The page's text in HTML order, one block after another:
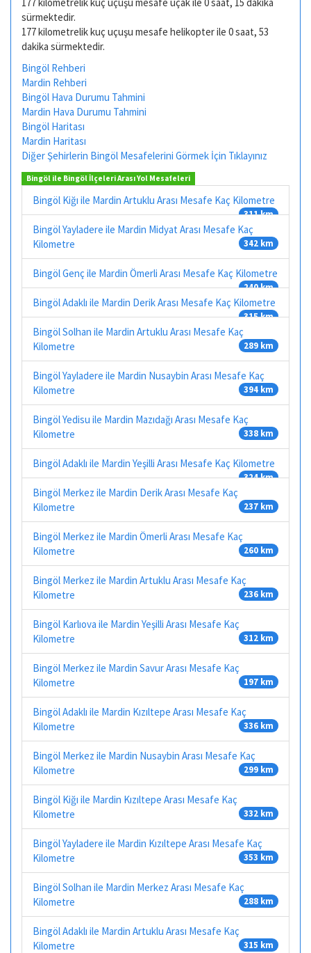
sürmektedir.
177 kilometrelik kuç uçuşu mesafe helikopter ile 0 saat, 53
dakika sürmektedir.
Bingöl Rehberi
Mardin Rehberi
Bingöl Hava Durumu Tahmini
Mardin Hava Durumu Tahmini
Bingöl Haritası
Mardin Haritası
Diğer Şehirlerin Bingöl Mesafelerini Görmek İçin Tıklayınız
Bingöl ile Bingöl İlçeleri Arası Yol Mesafeleri
Bingöl Kiğı ile Mardin Artuklu Arası Mesafe Kaç Kilometre
311 km
Bingöl Yayladere ile Mardin Midyat Arası Mesafe Kaç
Kilometre
342 km
Bingöl Genç ile Mardin Ömerli Arası Mesafe Kaç Kilometre
240 km
Bingöl Adaklı ile Mardin Derik Arası Mesafe Kaç Kilometre
315 km
Bingöl Solhan ile Mardin Artuklu Arası Mesafe Kaç
Kilometre
289 km
Bingöl Yayladere ile Mardin Nusaybin Arası Mesafe Kaç
Kilometre
394 km
Bingöl Yedisu ile Mardin Mazıdağı Arası Mesafe Kaç
Kilometre
338 km
Bingöl Adaklı ile Mardin Yeşilli Arası Mesafe Kaç Kilometre
324 km
Bingöl Merkez ile Mardin Derik Arası Mesafe Kaç
Kilometre
237 km
Bingöl Merkez ile Mardin Ömerli Arası Mesafe Kaç
Kilometre
260 km
Bingöl Merkez ile Mardin Artuklu Arası Mesafe Kaç
Kilometre
236 km
Bingöl Karlıova ile Mardin Yeşilli Arası Mesafe Kaç
Kilometre
312 km
Bingöl Merkez ile Mardin Savur Arası Mesafe Kaç
Kilometre
197 km
Bingöl Adaklı ile Mardin Kızıltepe Arası Mesafe Kaç
Kilometre
336 km
Bingöl Merkez ile Mardin Nusaybin Arası Mesafe Kaç
Kilometre
299 km
Bingöl Kiğı ile Mardin Kızıltepe Arası Mesafe Kaç
Kilometre
332 km
Bingöl Yayladere ile Mardin Kızıltepe Arası Mesafe Kaç
Kilometre
353 km
Bingöl Solhan ile Mardin Merkez Arası Mesafe Kaç
Kilometre
288 km
Bingöl Adaklı ile Mardin Artuklu Arası Mesafe Kaç
Kilometre
315 km